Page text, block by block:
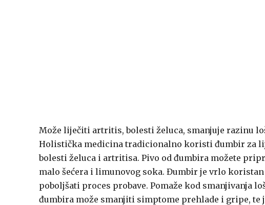
Može liječiti artritis, bolesti želuca, smanjuje razinu
Holistička medicina tradicionalno koristi đumbir za
bolesti želuca i artritisa. Pivo od đumbira možete
malo šećera i limunovog soka. Đumbir je vrlo
poboljšati proces probave. Pomaže kod smanjivanja
đumbira može smanjiti simptome prehlade i gripe,